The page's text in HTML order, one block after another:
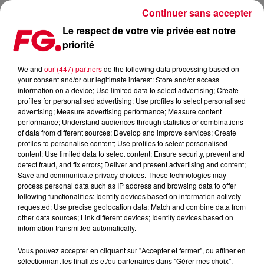
SORTIE D’UN ALBUM TOTALEMENT… SILENCIEUX !
Publié : 25 février 2025 à 12h29 par Christophe HUBERT
Crédit :Image d'illustration
Le respect de votre vie privée est notre
priorité
We and our (447) partnersdo the following data processing based on
your consent and/or our legitimate interest: Store and/or access
information on a device; Use limited data to select advertising; Create
profiles for personalised advertising; Use profiles to select personalised
advertising; Measure advertising performance; Measure content
performance; Understand audiences through statistics or combinations
of data from different sources; Develop and improve services; Create
profiles to personalise content; Use profiles to select personalised
content; Use limited data to select content; Ensure security, prevent and
detect fraud, and fix errors; Deliver and present advertising and content;
Save and communicate privacy choices. These technologies may
process personal data such as IP address and browsing data to offer
following functionalities: Identify devices based on information actively
requested; Use precise geolocation data; Match and combine data from
other data sources; Link different devices; Identify devices based on
information transmitted automatically.
Vous pouvez accepter en cliquant sur "Accepter et fermer", ou affiner en
sélectionnant les finalités et/ou partenaires dans "Gérer mes choix".
Continuer sans accepter